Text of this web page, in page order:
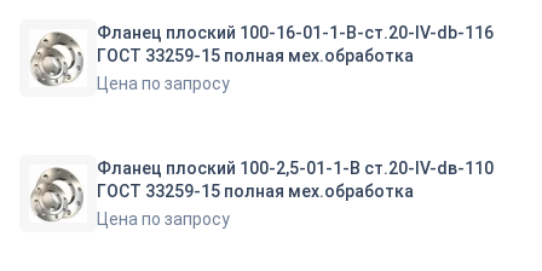
Фланец плоский 100-16-01-1-B-ст.20-IV-db-116
ГОСТ 33259-15 полная мех.обработка
Цена по запросу
Фланец плоский 100-2,5-01-1-В ст.20-IV-dв-110
ГОСТ 33259-15 полная мех.обработка
Цена по запросу